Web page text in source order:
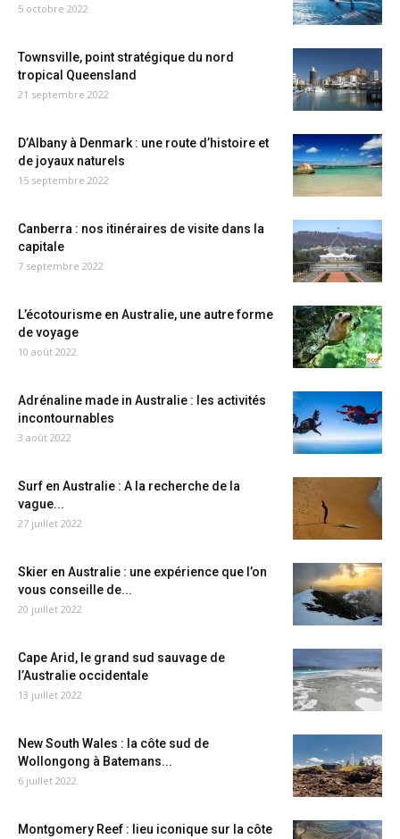
5 octobre 2022
Townsville, point stratégique du nord
tropical Queensland
21 septembre 2022
D’Albany à Denmark : une route d’histoire et
de joyaux naturels
15 septembre 2022
Canberra : nos itinéraires de visite dans la
capitale
7 septembre 2022
L’écotourisme en Australie, une autre forme
de voyage
10 août 2022
Adrénaline made in Australie : les activités
incontournables
3 août 2022
Surf en Australie : A la recherche de la
vague...
27 juillet 2022
Skier en Australie : une expérience que l’on
vous conseille de...
20 juillet 2022
Cape Arid, le grand sud sauvage de
l’Australie occidentale
13 juillet 2022
New South Wales : la côte sud de
Wollongong à Batemans...
6 juillet 2022
Montgomery Reef : lieu iconique sur la côte